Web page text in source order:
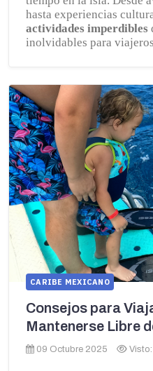
hasta experiencias
actividades imperdibles
inolvidables para
CARIBE MEXICANO
Consejos para
Mantenerse Libre
09 Octubre 2025